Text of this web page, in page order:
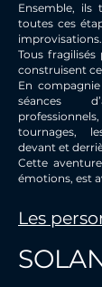
Ensemble, ils
toutes ces
Tous
construisent
En
séances
tournages,
devant et
Cette
émotions, est
Les